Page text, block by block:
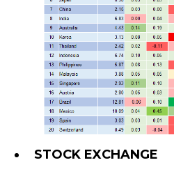
STOCK EXCHANGE